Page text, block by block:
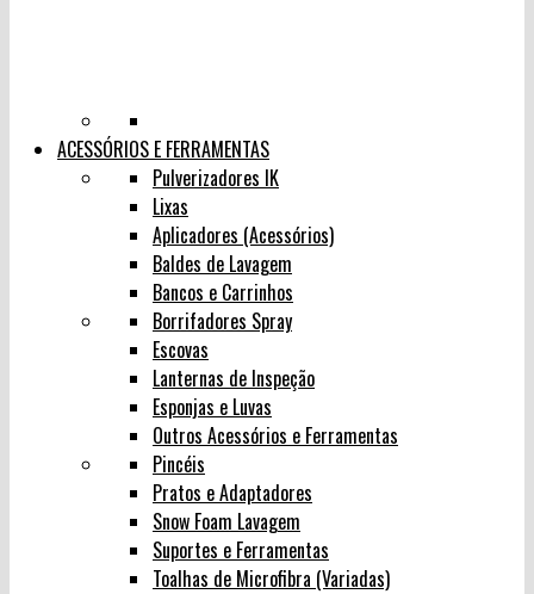
ACESSÓRIOS E FERRAMENTAS
Pulverizadores IK
Lixas
Aplicadores (Acessórios)
Baldes de Lavagem
Bancos e Carrinhos
Borrifadores Spray
Escovas
Lanternas de Inspeção
Esponjas e Luvas
Outros Acessórios e Ferramentas
Pincéis
Pratos e Adaptadores
Snow Foam Lavagem
Suportes e Ferramentas
Toalhas de Microfibra (Variadas)